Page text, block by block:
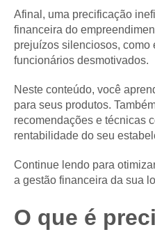
Afinal, uma precificação
financeira do
prejuízos silenciosos, como
funcionários desmotivados.
Neste conteúdo, você
para seus produtos.
recomendações e técnicas
rentabilidade do seu
Continue lendo para
a gestão financeira da sua
O que é